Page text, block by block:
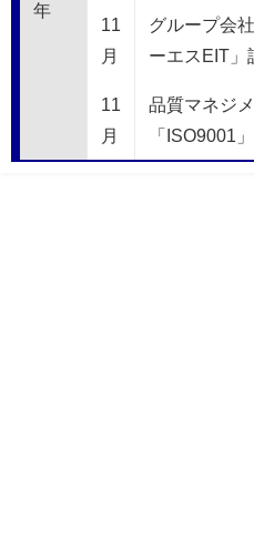
年
11
月
グループ会
ーエスEIT」
11
月
品質マネジ
「ISO9001